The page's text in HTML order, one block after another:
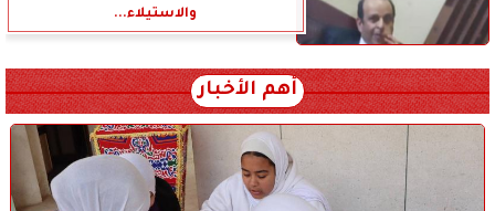
والاستيلاء...
أهم الأخبار